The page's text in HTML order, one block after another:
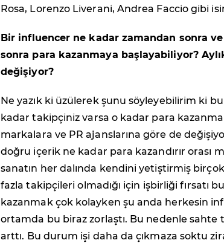
Rosa, Lorenzo Liverani, Andrea Faccio gibi
Bir influencer ne kadar zamandan sonra
sonra para kazanmaya başlayabiliyor?
değişiyor?
Ne yazık ki üzülerek şunu söyleyebilirim ki bu
kadar takipçiniz varsa o kadar para kazanma
markalara ve PR ajanslarına göre de
doğru içerik ne kadar para kazandırır orası
sanatın her dalında kendini yetiştirmiş
fazla takipçileri olmadığı için işbirliği fırsatı
kazanmak çok kolayken şu anda herkesin
ortamda bu biraz zorlaştı. Bu nedenle sahte
arttı. Bu durum işi daha da çıkmaza soktu